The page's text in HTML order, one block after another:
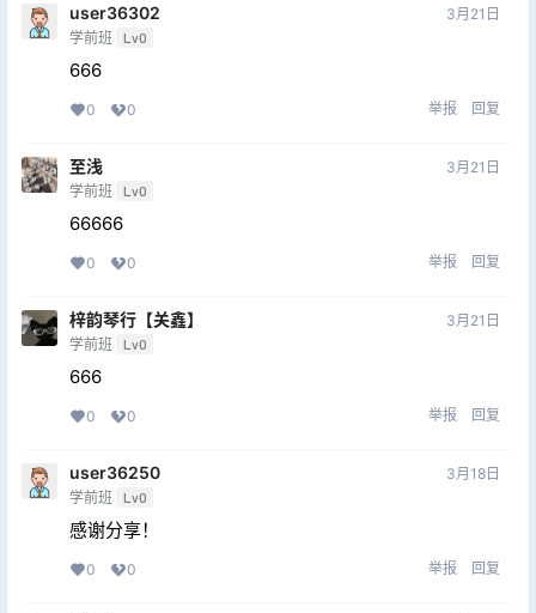
user36302
学前班 Lv0
3月21日
666
0 0 举报 回复
至浅
学前班 Lv0
3月21日
66666
0 0 举报 回复
梓韵琴行【关鑫】
学前班 Lv0
3月21日
666
0 0 举报 回复
user36250
学前班 Lv0
3月18日
感谢分享！
0 0 举报 回复